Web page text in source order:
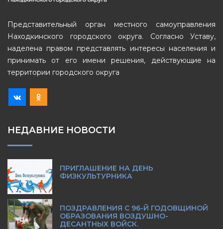
Представительный орган местного самоуправления
Находкинского городского округа. Согласно Уставу,
наделена правом представлять интересы населения и
принимать от его имени решения, действующие на
территории городского округа
НЕДАВНИЕ НОВОСТИ
ПРИГЛАШЕНИЕ НА ДЕНЬ
ФИЗКУЛЬТУРНИКА
ПОЗДРАВЛЕНИЯ С 96-Й ГОДОВЩИНОЙ
ОБРАЗОВАНИЯ ВОЗДУШНО-
ДЕСАНТНЫХ ВОЙСК.